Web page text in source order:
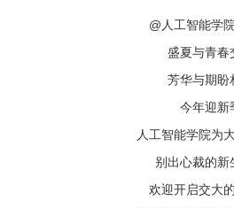
@人工智能学
盛夏与青春
芳华与期盼
今年迎新
人工智能学院为
别出心裁的新
欢迎开启交大